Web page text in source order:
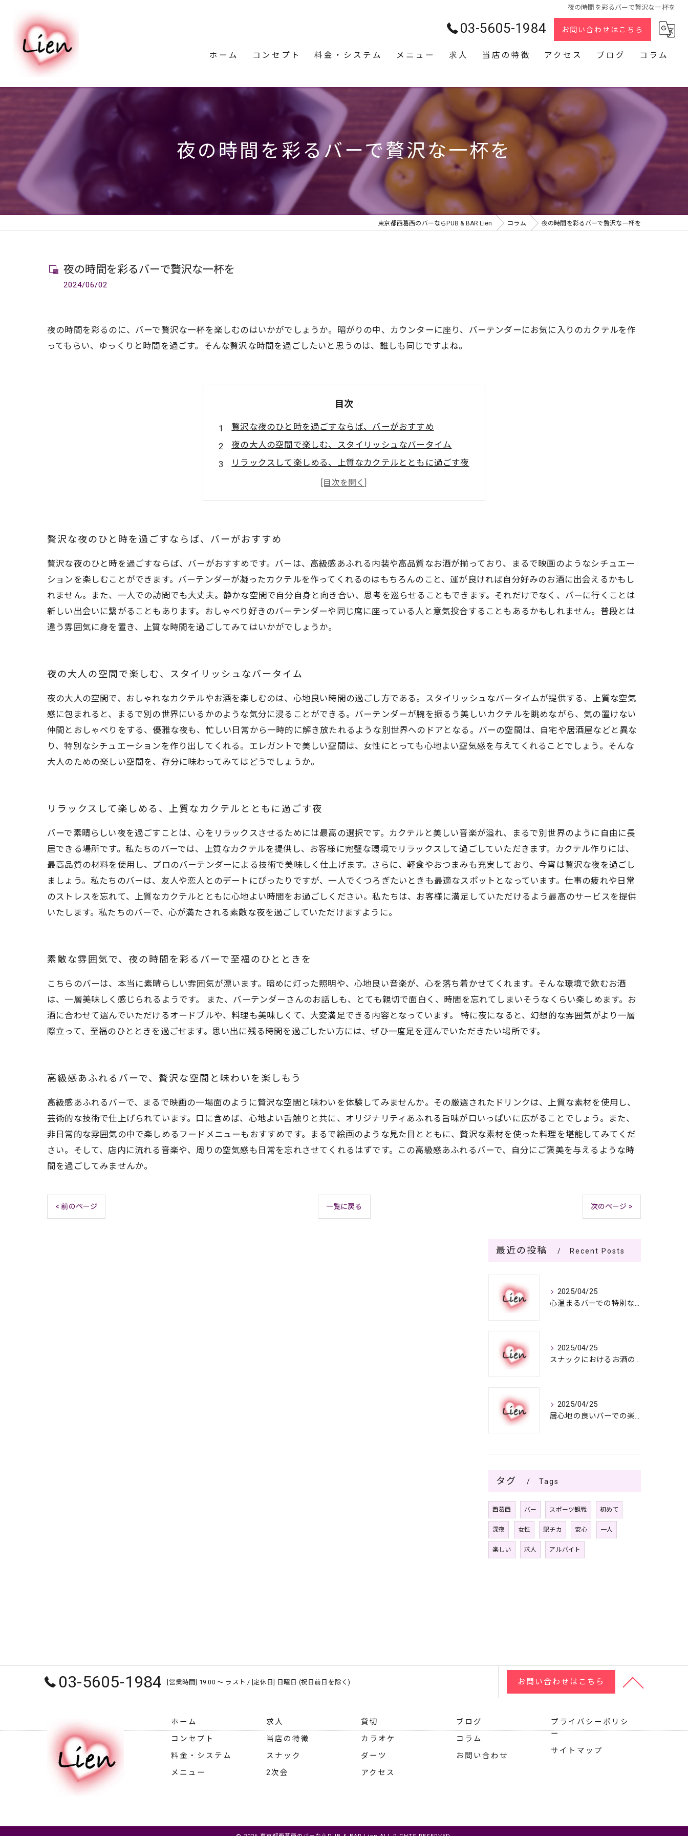
夜の時間を彩るバーで贅沢な一杯を
03-5605-1984 お問い合わせはこちら
ホーム コンセプト 料金・システム メニュー 求人 当店の特徴
スナック
2次会
貸切
アクセス ブログ コラム
夜の時間を彩るバーで贅沢な一杯を
東京都西葛西のバーならPUB & BAR Lien コラム 夜の時間を彩るバーで贅沢な一杯を
夜の時間を彩るバーで贅沢な一杯を
2024/06/02
夜の時間を彩るのに、バーで贅沢な一杯を楽しむのはいかがでしょうか。暗がりの中、カウンターに座り、バーテンダーにお気に入りのカクテルを作
ってもらい、ゆっくりと時間を過ごす。そんな贅沢な時間を過ごしたいと思うのは、誰しも同じですよね。
目次
贅沢な夜のひと時を過ごすならば、バーがおすすめ
夜の大人の空間で楽しむ、スタイリッシュなバータイム
リラックスして楽しめる、上質なカクテルとともに過ごす夜
素敵な雰囲気で、夜の時間を彩るバーで至福のひとときを
高級感あふれるバーで、贅沢な空間と味わいを楽しもう
贅沢な夜のひと時を過ごすならば、バーがおすすめ
贅沢な夜のひと時を過ごすならば、バーがおすすめです。バーは、高級感あふれる内装や高品質なお酒が揃っており、まるで映画のようなシチュエー
ションを楽しむことができます。バーテンダーが凝ったカクテルを作ってくれるのはもちろんのこと、運が良ければ自分好みのお酒に出会えるかもし
れません。また、一人での訪問でも大丈夫。静かな空間で自分自身と向き合い、思考を巡らせることもできます。それだけでなく、バーに行くことは
新しい出会いに繋がることもあります。おしゃべり好きのバーテンダーや同じ席に座っている人と意気投合することもあるかもしれません。普段とは
違う雰囲気に身を置き、上質な時間を過ごしてみてはいかがでしょうか。
夜の大人の空間で楽しむ、スタイリッシュなバータイム
夜の大人の空間で、おしゃれなカクテルやお酒を楽しむのは、心地良い時間の過ごし方である。スタイリッシュなバータイムが提供する、上質な空気
感に包まれると、まるで別の世界にいるかのような気分に浸ることができる。バーテンダーが腕を振るう美しいカクテルを眺めながら、気の置けない
仲間とおしゃべりをする、優雅な夜も、忙しい日常から一時的に解き放たれるような別世界へのドアとなる。バーの空間は、自宅や居酒屋などと異な
り、特別なシチュエーションを作り出してくれる。エレガントで美しい空間は、女性にとっても心地よい空気感を与えてくれることでしょう。そんな
大人のための楽しい空間を、存分に味わってみてはどうでしょうか。
リラックスして楽しめる、上質なカクテルとともに過ごす夜
バーで素晴らしい夜を過ごすことは、心をリラックスさせるためには最高の選択です。カクテルと美しい音楽が溢れ、まるで別世界のように自由に長
居できる場所です。私たちのバーでは、上質なカクテルを提供し、お客様に完璧な環境でリラックスして過ごしていただきます。カクテル作りには、
最高品質の材料を使用し、プロのバーテンダーによる技術で美味しく仕上げます。さらに、軽食やおつまみも充実しており、今宵は贅沢な夜を過ごし
ましょう。私たちのバーは、友人や恋人とのデートにぴったりですが、一人でくつろぎたいときも最適なスポットとなっています。仕事の疲れや日常
のストレスを忘れて、上質なカクテルとともに心地よい時間をお過ごしください。私たちは、お客様に満足していただけるよう最高のサービスを提供
いたします。私たちのバーで、心が満たされる素敵な夜を過ごしていただけますように。
素敵な雰囲気で、夜の時間を彩るバーで至福のひとときを
こちらのバーは、本当に素晴らしい雰囲気が漂います。暗めに灯った照明や、心地良い音楽が、心を落ち着かせてくれます。そんな環境で飲むお酒
は、一層美味しく感じられるようです。 また、バーテンダーさんのお話しも、とても親切で面白く、時間を忘れてしまいそうなくらい楽しめます。お
酒に合わせて選んでいただけるオードブルや、料理も美味しくて、大変満足できる内容となっています。 特に夜になると、幻想的な雰囲気がより一層
際立って、至福のひとときを過ごせます。思い出に残る時間を過ごしたい方には、ぜひ一度足を運んでいただきたい場所です。
高級感あふれるバーで、贅沢な空間と味わいを楽しもう
高級感あふれるバーで、まるで映画の一場面のように贅沢な空間と味わいを体験してみませんか。その厳選されたドリンクは、上質な素材を使用し、
芸術的な技術で仕上げられています。口に含めば、心地よい舌触りと共に、オリジナリティあふれる旨味が口いっぱいに広がることでしょう。また、
非日常的な雰囲気の中で楽しめるフードメニューもおすすめです。まるで絵画のような見た目とともに、贅沢な素材を使った料理を堪能してみてくだ
さい。そして、店内に流れる音楽や、周りの空気感も日常を忘れさせてくれるはずです。この高級感あふれるバーで、自分にご褒美を与えるような時
間を過ごしてみませんか。
< 前のページ 一覧に戻る 次のページ >
最近の投稿 Recent Posts
2025/04/25
心温まるバーでの特別なひととき
2025/04/25
スナックにおけるお酒の多彩さと楽しみ方
2025/04/25
居心地の良いバーでの楽しみ方
タグ Tags
西葛西 バー スポーツ観戦 初めて
深夜 女性 駅チカ 安心 一人
楽しい 求人 アルバイト
03-5605-1984 [営業時間] 19:00 ～ ラスト / [定休日] 日曜日 (祝日前日を除く) お問い合わせはこちら
ホーム
コンセプト
料金・システム
メニュー
求人
当店の特徴
スナック
2次会
貸切
カラオケ
ダーツ
アクセス
ブログ
コラム
お問い合わせ
プライバシーポリシ
ー
サイトマップ